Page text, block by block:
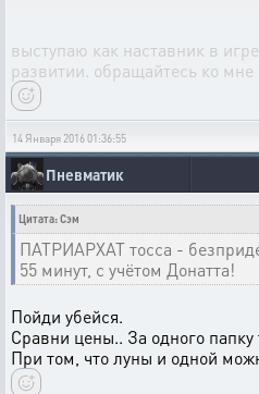
выступаю как наставник в
развитии. обращайтесь ко мне
14 Января 2016 01:36:55
Пневматик
Цитата: Сэм
ПАТРИАРХАТ тосса -
55 минут, с учётом Донатта!
Пойди убейся.
Сравни цены.. За одного
При том, что луны и одной